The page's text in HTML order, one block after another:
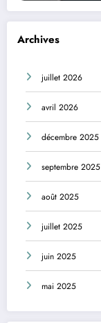
Archives
juillet 2026
avril 2026
décembre 2025
septembre 2025
août 2025
juillet 2025
juin 2025
mai 2025